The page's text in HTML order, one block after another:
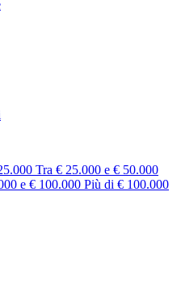
Tra € 25.000 e € 50.000
e € 100.000 Più di € 100.000